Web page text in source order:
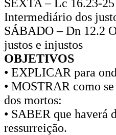
SEXTA – Lc 16.23-
Intermediário dos
SÁBADO – Dn 12.2
justos e injustos
OBJETIVOS
• EXPLICAR para
• MOSTRAR como
dos mortos:
• SABER que haverá
ressurreição.